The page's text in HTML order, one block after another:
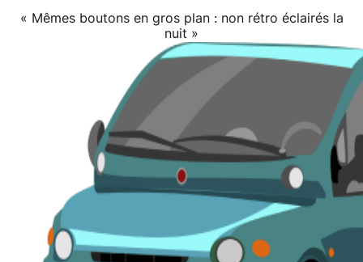
« Mêmes boutons en gros plan : non rétro éclairés la
nuit »